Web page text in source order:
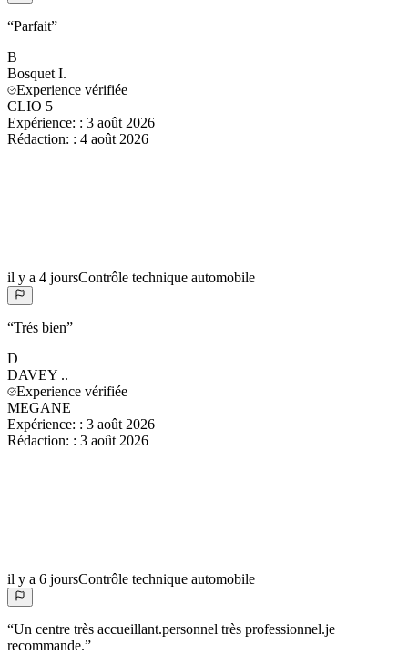
“Parfait”
B
Bosquet I.
Experience vérifiée
CLIO 5
Expérience: : 3 août 2026
Rédaction: : 4 août 2026
il y a 4 joursContrôle technique automobile
“Trés bien”
D
DAVEY ..
Experience vérifiée
MEGANE
Expérience: : 3 août 2026
Rédaction: : 3 août 2026
il y a 6 joursContrôle technique automobile
“Un centre très accueillant.personnel très professionnel.je
recommande.”